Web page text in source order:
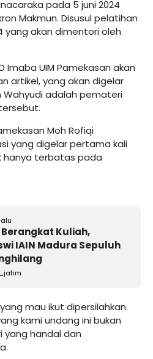
pada 5 juni 2024
Makmun. Disusul pelatihan
yang akan dimentori oleh
Imaba UIM Pamekasan akan
artikel, yang akan digelar
Wahyudi adalah pemateri
Moh Rofiqi
yang digelar pertama kali
hanya terbatas pada
Berangkat Kuliah,
IAIN Madura Sepuluh
mau ikut dipersilahkan.
kami undang ini bukan
yang handal dan